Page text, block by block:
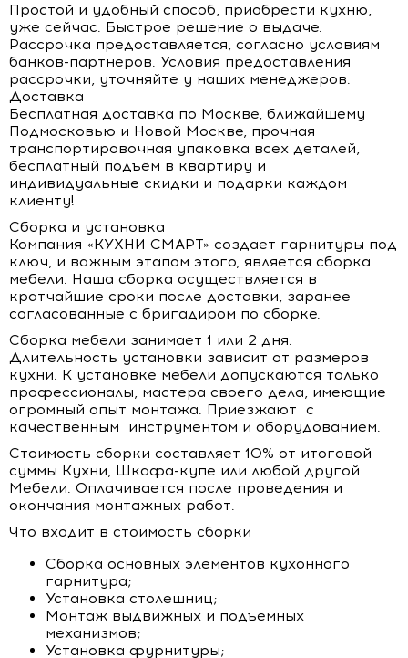
Простой и удобный способ, приобрести кухню,
уже сейчас. Быстрое решение о выдаче.
Рассрочка предоставляется, согласно условиям
банков-партнеров. Условия предоставления
рассрочки, уточняйте у наших менеджеров.
Доставка
Бесплатная доставка по Москве, ближайшему
Подмосковью и Новой Москве, прочная
транспортировочная упаковка всех деталей,
бесплатный подъём в квартиру и
индивидуальные скидки и подарки каждом
клиенту!
Сборка и установка
Компания «КУХНИ СМАРТ» создает гарнитуры под
ключ, и важным этапом этого, является сборка
мебели. Наша сборка осуществляется в
кратчайшие сроки после доставки, заранее
согласованные с бригадиром по сборке.
Сборка мебели занимает 1 или 2 дня.
Длительность установки зависит от размеров
кухни. К установке мебели допускаются только
профессионалы, мастера своего дела, имеющие
огромный опыт монтажа. Приезжают с
качественным инструментом и оборудованием.
Стоимость сборки составляет 10% от итоговой
суммы Кухни, Шкафа-купе или любой другой
Мебели. Оплачивается после проведения и
окончания монтажных работ.
Что входит в стоимость сборки
Сборка основных элементов кухонного
гарнитура;
Установка столешниц;
Монтаж выдвижных и подъемных
механизмов;
Установка фурнитуры;